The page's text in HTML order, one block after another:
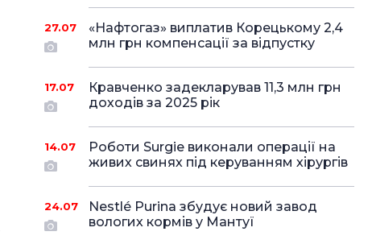
27.07
«Нафтогаз» виплатив Корецькому 2,4
млн грн компенсації за відпустку
17.07
Кравченко задекларував 11,3 млн грн
доходів за 2025 рік
14.07
Роботи Surgie виконали операції на
живих свинях під керуванням хірургів
24.07
Nestlé Purina збудує новий завод
вологих кормів у Мантуї